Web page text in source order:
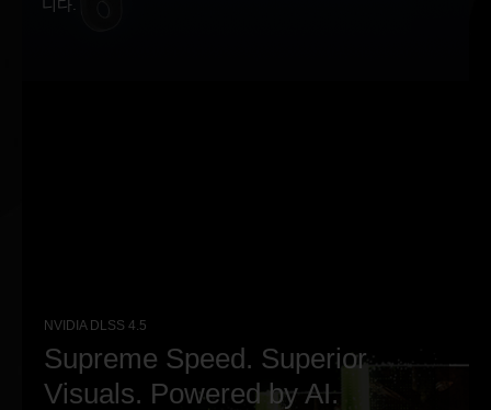
니다.
NVIDIA DLSS 4.5
Supreme Speed. Superior
Visuals. Powered by AI.